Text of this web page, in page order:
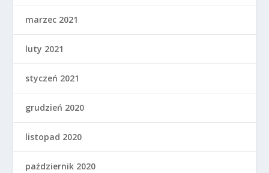
marzec 2021
luty 2021
styczeń 2021
grudzień 2020
listopad 2020
październik 2020